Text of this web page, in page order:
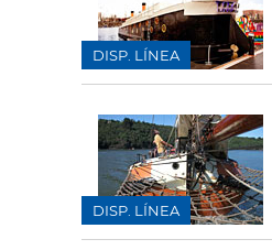
DISP. LÍNEA
DISP. LÍNEA